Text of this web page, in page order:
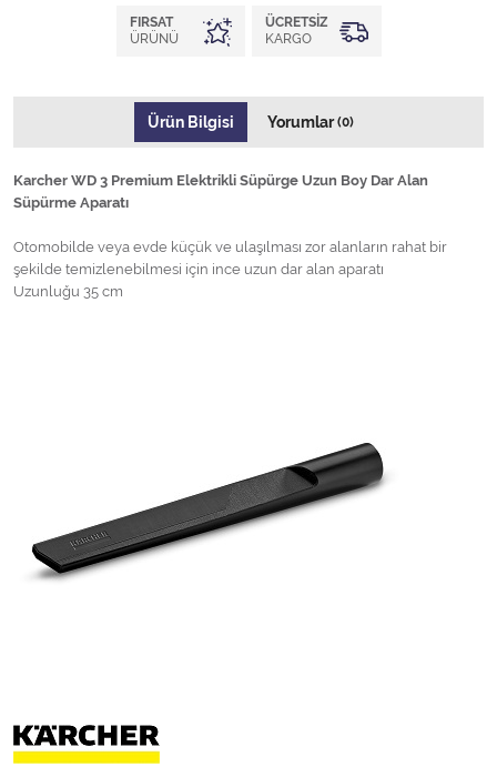
FIRSAT
ÜRÜNÜ
ÜCRETSIZ
KARGO
Ürün Bilgisi Yorumlar(0)
Karcher WD 3 Premium Elektrikli Süpürge Uzun Boy Dar Alan
Süpürme Aparatı
Otomobilde veya evde küçük ve ulaşılması zor alanların rahat bir
şekilde temizlenebilmesi için ince uzun dar alan aparatı
Uzunluğu 35 cm